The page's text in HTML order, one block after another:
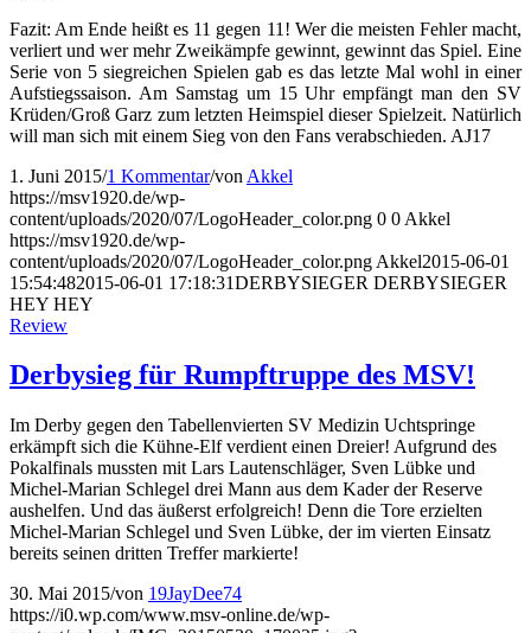
Fazit: Am Ende heißt es 11 gegen 11! Wer die meisten Fehler macht,
verliert und wer mehr Zweikämpfe gewinnt, gewinnt das Spiel. Eine
Serie von 5 siegreichen Spielen gab es das letzte Mal wohl in einer
Aufstiegssaison. Am Samstag um 15 Uhr empfängt man den SV
Krüden/Groß Garz zum letzten Heimspiel dieser Spielzeit. Natürlich
will man sich mit einem Sieg von den Fans verabschieden. AJ17
1. Juni 2015/1 Kommentar/von Akkel
https://msv1920.de/wp-
content/uploads/2020/07/LogoHeader_color.png 0 0 Akkel
https://msv1920.de/wp-
content/uploads/2020/07/LogoHeader_color.png Akkel2015-06-01
15:54:482015-06-01 17:18:31DERBYSIEGER DERBYSIEGER
HEY HEY
Review
Derbysieg für Rumpftruppe des MSV!
Im Derby gegen den Tabellenvierten SV Medizin Uchtspringe
erkämpft sich die Kühne-Elf verdient einen Dreier! Aufgrund des
Pokalfinals mussten mit Lars Lautenschläger, Sven Lübke und
Michel-Marian Schlegel drei Mann aus dem Kader der Reserve
aushelfen. Und das äußerst erfolgreich! Denn die Tore erzielten
Michel-Marian Schlegel und Sven Lübke, der im vierten Einsatz
bereits seinen dritten Treffer markierte!
30. Mai 2015/von 19JayDee74
https://i0.wp.com/www.msv-online.de/wp-